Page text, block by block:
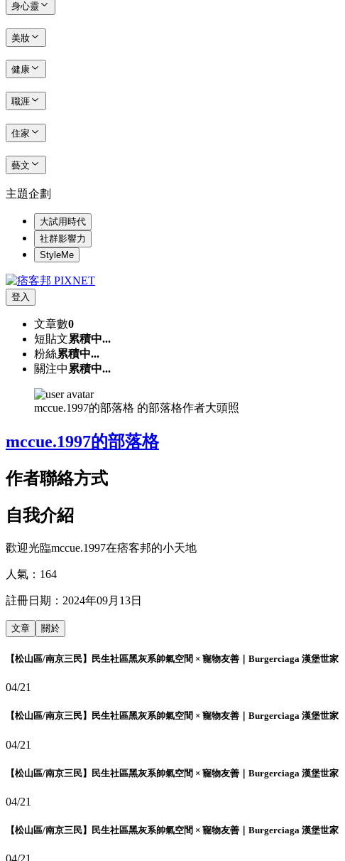
身心靈
美妝
健康
職涯
住家
藝文
主題企劃
大試用時代
社群影響力
StyleMe
登入
文章數0
短貼文累積中...
粉絲累積中...
關注中 累積中...
mccue.1997的部落格 的部落格作者大頭照
mccue.1997的部落格
作者聯絡方式
自我介紹
歡迎光臨mccue.1997在痞客邦的小天地
人氣： 164
註冊日期： 2024年09月13日
文章 關於
【松山區/南京三民】民生社區黑灰系帥氣空間 × 寵物友善｜Burgerciaga 漢堡世家
04/21
【松山區/南京三民】民生社區黑灰系帥氣空間 × 寵物友善｜Burgerciaga 漢堡世家
04/21
【松山區/南京三民】民生社區黑灰系帥氣空間 × 寵物友善｜Burgerciaga 漢堡世家
04/21
【松山區/南京三民】民生社區黑灰系帥氣空間 × 寵物友善｜Burgerciaga 漢堡世家